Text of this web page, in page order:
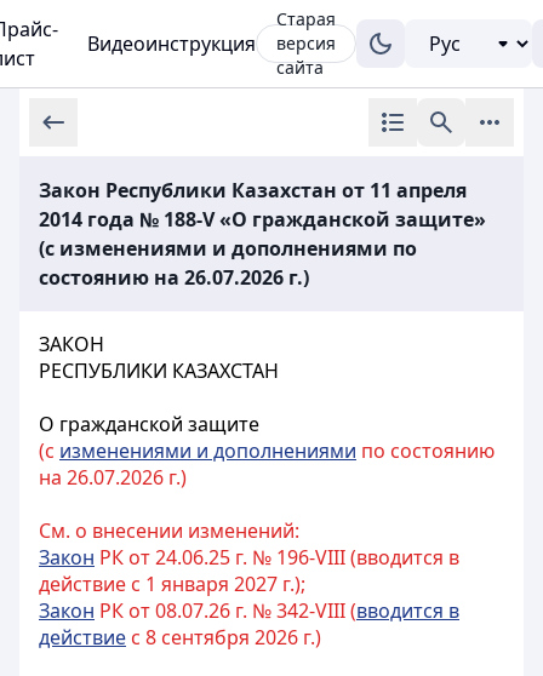
Видеоинструкция
Старая
версия
сайта
Закон Республики Казахстан от 11 апреля
2014 года № 188-V «О гражданской защите»
(с изменениями и дополнениями по
состоянию на 26.07.2026 г.)
ЗАКОН
РЕСПУБЛИКИ КАЗАХСТАН
О гражданской защите
(с изменениями и дополнениями по состоянию
на 26.07.2026 г.)
См. о внесении изменений:
Закон РК от 24.06.25 г. № 196-VIII (вводится в
действие с 1 января 2027 г.);
Закон РК от 08.07.26 г. № 342-VIII (вводится в
действие с 8 сентября 2026 г.)